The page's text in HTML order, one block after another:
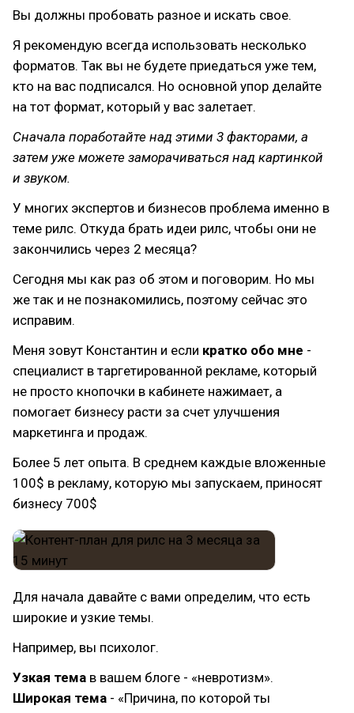
Вы должны пробовать разное и искать свое.
Я рекомендую всегда использовать несколько
форматов. Так вы не будете приедаться уже тем,
кто на вас подписался. Но основной упор делайте
на тот формат, который у вас залетает.
Сначала поработайте над этими 3 факторами, а
затем уже можете заморачиваться над картинкой
и звуком.
У многих экспертов и бизнесов проблема именно в
теме рилс. Откуда брать идеи рилс, чтобы они не
закончились через 2 месяца?
Сегодня мы как раз об этом и поговорим. Но мы
же так и не познакомились, поэтому сейчас это
исправим.
Меня зовут Константин и если кратко обо мне -
специалист в таргетированной рекламе, который
не просто кнопочки в кабинете нажимает, а
помогает бизнесу расти за счет улучшения
маркетинга и продаж.
Более 5 лет опыта. В среднем каждые вложенные
100$ в рекламу, которую мы запускаем, приносят
бизнесу 700$
Для начала давайте с вами определим, что есть
широкие и узкие темы.
Например, вы психолог.
Узкая тема в вашем блоге - «невротизм».
Широкая тема - «Причина, по которой ты